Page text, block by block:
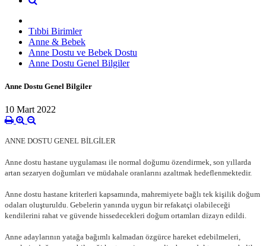
Tıbbi Birimler
Anne & Bebek
Anne Dostu ve Bebek Dostu
Anne Dostu Genel Bilgiler
Anne Dostu Genel Bilgiler
10 Mart 2022
ANNE DOSTU GENEL BİLGİLER
Anne dostu hastane uygulaması ile normal doğumu özendirmek, son yıllarda
artan sezaryen doğumları ve müdahale oranlarını azaltmak hedeflenmektedir.
Anne dostu hastane kriterleri kapsamında, mahremiyete bağlı tek kişilik doğum
odaları oluşturuldu. Gebelerin yanında uygun bir refakatçi olabileceği
kendilerini rahat ve güvende hissedecekleri doğum ortamları dizayn edildi.
Anne adaylarının yatağa bağımlı kalmadan özgürce hareket edebilmeleri,